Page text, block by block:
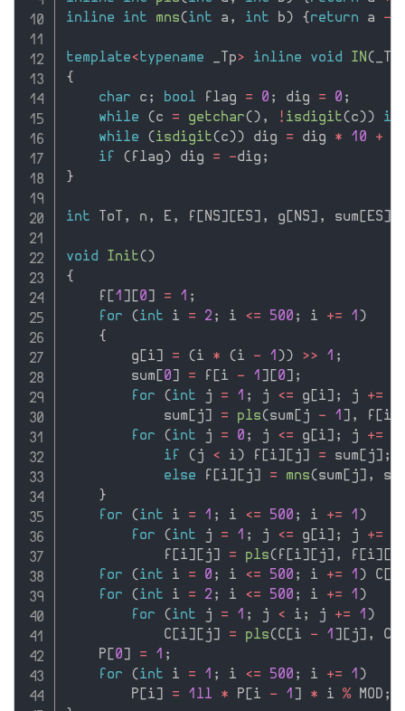
inline
int mns( int a , int b ) { return a -
template<typename _Tp> inline void IN (
{
char c ; bool flag = 0 ; dig = 0 ;
while
( c = getchar( ) , ! isdigit( c ) )
if
while
( isdigit( c ) ) dig = dig * 10 +
if
( flag ) dig = -dig ;
}
int ToT , n , E , f NS ES , g NS , sum ES
void Init( )
{
    f
1 0 = 1 ;
for
( int i = 2 ; i <= 500 ; i += 1 )
{
        g
i = ( i * ( i - 1 ) ) >> 1 ;
        sum
0 = f i - 1 0
;
for
( int j = 1 ; j <= g i ; j +=
            sum
j = pls( sum j - 1 , f i
for
( int j = 0 ; j <= g i ; j +=
if
( j < i ) f i j = sum j
;
else f i j = mns( sum j ,
}
for
( int i = 1 ; i <= 500 ; i += 1 )
for
( int j = 1 ; j <= g i ; j +=
            f
i j = pls( f i j , f i
for
( int i = 0 ; i <= 500 ; i += 1 ) C
for
( int i = 2 ; i <= 500 ; i += 1 )
for
( int j = 1 ; j < i ; j += 1 )
            C
i j = pls( C i - 1 j , C
    P
0 = 1 ;
for
( int i = 1 ; i <= 500 ; i += 1 )
        P
i = 1ll * P i - 1 * i % MOD ;